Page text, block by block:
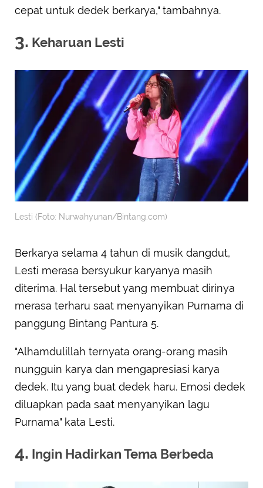
cepat untuk dedek berkarya," tambahnya.
3. Keharuan Lesti
Lesti (Foto: Nurwahyunan/Bintang.com)
Berkarya selama 4 tahun di musik dangdut,
Lesti merasa bersyukur karyanya masih
diterima. Hal tersebut yang membuat dirinya
merasa terharu saat menyanyikan Purnama di
panggung Bintang Pantura 5.
"Alhamdulillah ternyata orang-orang masih
nungguin karya dan mengapresiasi karya
dedek. Itu yang buat dedek haru. Emosi dedek
diluapkan pada saat menyanyikan lagu
Purnama" kata Lesti.
4. Ingin Hadirkan Tema Berbeda